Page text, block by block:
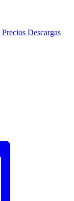
Precios Descargas